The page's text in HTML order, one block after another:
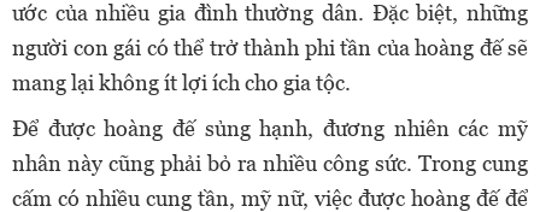
ước của nhiều gia đình thường dân. Đặc biệt, những
người con gái có thể trở thành phi tần của hoàng đế sẽ
mang lại không ít lợi ích cho gia tộc.
Để được hoàng đế sủng hạnh, đương nhiên các mỹ
nhân này cũng phải bỏ ra nhiều công sức. Trong cung
cấm có nhiều cung tần, mỹ nữ, việc được hoàng đế để